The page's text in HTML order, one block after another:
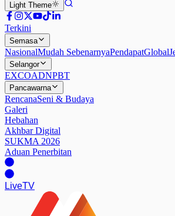
Light Theme
Terkini
Semasa
NasionalMudah SebenarnyaPendapatGlobal
Selangor
EXCOADNPBT
Pancawarna
RencanaSeni & Budaya
Galeri
Hebahan
Akhbar Digital
SUKMA 2026
Aduan Penerbitan
LiveTV